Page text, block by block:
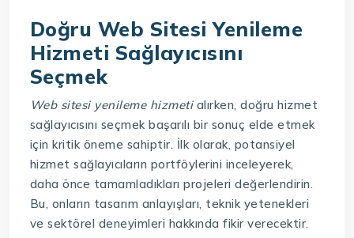
Doğru Web Sitesi Yenileme
Hizmeti Sağlayıcısını
Seçmek
Web sitesi yenileme hizmetialırken, doğru hizmet
sağlayıcısını seçmek başarılı bir sonuç elde etmek
için kritik öneme sahiptir. İlk olarak, potansiyel
hizmet sağlayıcıların portföylerini inceleyerek,
daha önce tamamladıkları projeleri değerlendirin.
Bu, onların tasarım anlayışları, teknik yetenekleri
ve sektörel deneyimleri hakkında fikir verecektir.